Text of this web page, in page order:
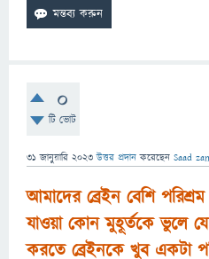
0
টি ভোট
31 জানুয়ারি 2023 উত্তর প্রদান করেছেন Saad
আমাদের ব্রেইন বেশি
যাওয়া কোন মুহূর্তকে ভুলে
করতে ব্রেইনকে খুব একটা